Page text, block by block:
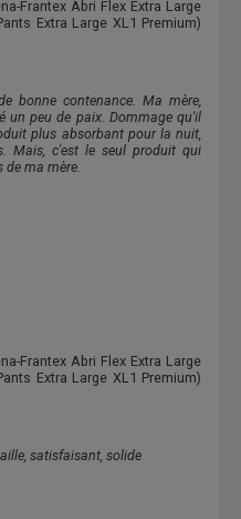
Frantex Abri Flex Extra Large
Extra Large XL1 Premium)
bonne contenance. Ma mère,
un peu de paix. Dommage qu'il
plus absorbant pour la nuit,
Mais, c'est le seul produit qui
ma mère.
Frantex Abri Flex Extra Large
Extra Large XL1 Premium)
satisfaisant, solide